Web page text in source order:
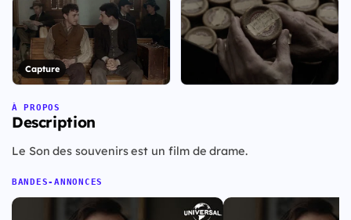
Capture
À PROPOS
Description
Le Son des souvenirs est un film de drame.
BANDES-ANNONCES